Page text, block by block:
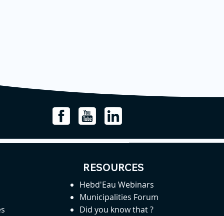
RESOURCES
Hebd'Eau Webinars
Municipalities Forum
Did you know that ?